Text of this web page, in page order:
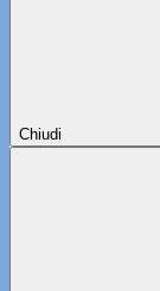
Chiudi